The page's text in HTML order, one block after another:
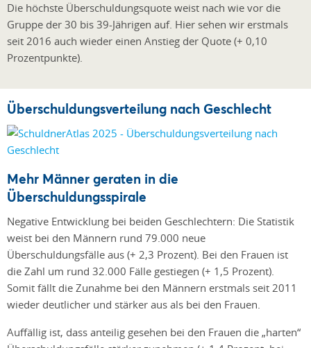
Die höchste Überschuldungsquote weist nach wie vor die
Gruppe der 30 bis 39-Jährigen auf. Hier sehen wir erstmals
seit 2016 auch wieder einen Anstieg der Quote (+ 0,10
Prozentpunkte).
Überschuldungsverteilung nach Geschlecht
Mehr Männer geraten in die
Überschuldungsspirale
Negative Entwicklung bei beiden Geschlechtern: Die Statistik
weist bei den Männern rund 79.000 neue
Überschuldungsfälle aus (+ 2,3 Prozent). Bei den Frauen ist
die Zahl um rund 32.000 Fälle gestiegen (+ 1,5 Prozent).
Somit fällt die Zunahme bei den Männern erstmals seit 2011
wieder deutlicher und stärker aus als bei den Frauen.
Auffällig ist, dass anteilig gesehen bei den Frauen die „harten“